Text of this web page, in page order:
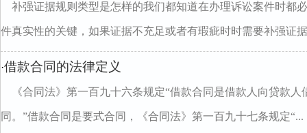
补强证据规则类型是怎样的我们都知道在办理诉讼案件时都
件真实性的关键，如果证据不充足或者有瑕疵时时需要补强证
·借款合同的法律定义
《合同法》第一百九十六条规定“借款合同是借款人向贷款
同。”借款合同是要式合同，《合同法》第一百九十七条规定“...